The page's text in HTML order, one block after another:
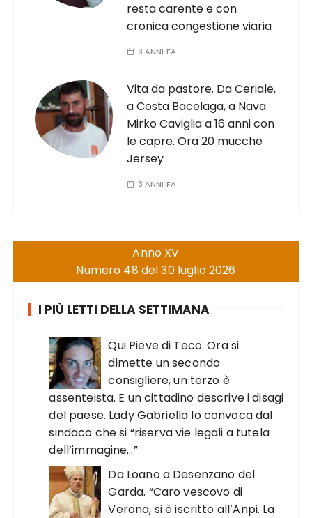
resta carente e con
cronica congestione viaria
3 ANNI FA
Vita da pastore. Da Ceriale,
a Costa Bacelaga, a Nava.
Mirko Caviglia a 16 anni con
le capre. Ora 20 mucche
Jersey
3 ANNI FA
Anno XV
Numero 48 del 30 luglio 2026
I PIÙ LETTI DELLA SETTIMANA
Qui Pieve di Teco. Ora si
dimette un secondo
consigliere, un terzo è
assenteista. E un cittadino descrive i disagi
del paese. Lady Gabriella lo convoca dal
sindaco che si “riserva vie legali a tutela
dell’immagine…”
Da Loano a Desenzano del
Garda. “Caro vescovo di
Verona, si è iscritto all’Anpi. La